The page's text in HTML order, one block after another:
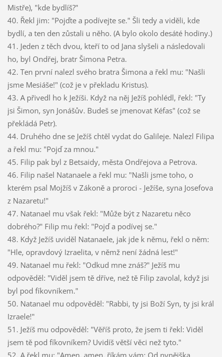
Mistře), "kde bydlíš?"
40. Řekl jim: "Pojďte a podívejte se." Šli tedy a viděli, kde
bydlí, a ten den zůstali u něho. (A bylo okolo desáté hodiny.)
41. Jeden z těch dvou, kteří to od Jana slyšeli a následovali
ho, byl Ondřej, bratr Šimona Petra.
42. Ten první nalezl svého bratra Šimona a řekl mu: "Našli
jsme Mesiáše!" (což je v překladu Kristus).
43. A přivedl ho k Ježíši. Když na něj Ježíš pohlédl, řekl: "Ty
jsi Šimon, syn Jonášův. Budeš se jmenovat Kéfas" (což se
překládá Petr).
44. Druhého dne se Ježíš chtěl vydat do Galileje. Nalezl Filipa
a řekl mu: "Pojď za mnou."
45. Filip pak byl z Betsaidy, města Ondřejova a Petrova.
46. Filip našel Natanaele a řekl mu: "Našli jsme toho, o
kterém psal Mojžíš v Zákoně a proroci - Ježíše, syna Josefova
z Nazaretu!"
47. Natanael mu však řekl: "Může být z Nazaretu něco
dobrého?" Filip mu řekl: "Pojď a podívej se."
48. Když Ježíš uviděl Natanaele, jak jde k němu, řekl o něm:
"Hle, opravdový Izraelita, v němž není žádná lest!"
49. Natanael mu řekl: "Odkud mne znáš?" Ježíš mu
odpověděl: "Viděl jsem tě dříve, než tě Filip zavolal, když jsi
byl pod fíkovníkem."
50. Natanael mu odpověděl: "Rabbi, ty jsi Boží Syn, ty jsi král
Izraele!"
51. Ježíš mu odpověděl: "Věříš proto, že jsem ti řekl: Viděl
jsem tě pod fíkovníkem? Uvidíš větší věci než tyto."
52. A řekl mu: "Amen, amen, říkám vám: Od nynějška